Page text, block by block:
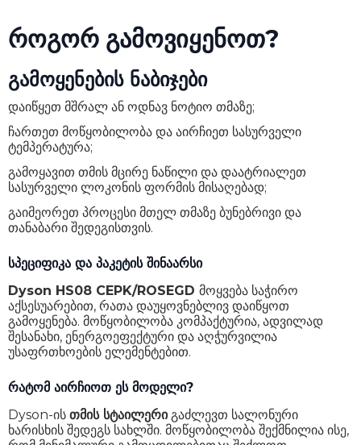
როგორ გამოვიყენოთ?
გამოყენების ნაბიჯები
დაიწყეთ მშრალ ან ოდნავ ნოტიო თმაზე;
ჩართეთ მოწყობილობა და აირჩიეთ სასურველი
ტემპერატურა;
გამოყავით თმის მცირე ნაწილი და დაატრიალეთ
სასურველი ლოკონის ფორმის მისაღებად;
გაიმეორეთ პროცესი მთელ თმაზე ბუნებრივი და
თანაბარი შედეგისთვის.
სპეციფიკა და პაკეტის შინაარსი
Dyson HS08 CEPK/ROSEGD მოყვება საჭირო
აქსესუარებით, რათა დაუყოვნებლივ დაიწყოთ
გამოყენება. მოწყობილობა კომპაქტურია, ადვილად
შესანახი, ენერგოეფექტური და აღჭურვილია
უსაფრთხოების ელემენტებით.
რატომ აირჩიოთ ეს მოდელი?
Dyson-ის თმის სტაილერიგაძლევთ სალონური
ხარისხის შედეგს სახლში. მოწყობილობა შექმნილია ისე,